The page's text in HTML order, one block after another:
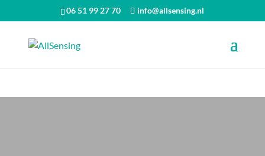
06 51 99 27 70 info@allsensing.nl